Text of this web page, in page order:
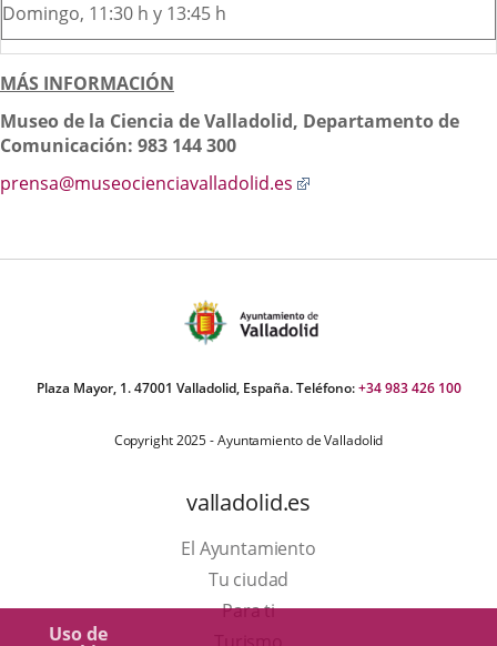
Uso de
Domingo, 11:30 h y 13:45 h
MÁS INFORMACIÓN
Museo de la Ciencia de Valladolid, Departamento de
Comunicación: 983 144 300
prensa@museocienciavalladolid.es
aplicación
Plaza Mayor, 1. 47001 Valladolid, España. Teléfono:+34 983 426 100
Copyright 2025 - Ayuntamiento de Valladolid
valladolid.es
El Ayuntamiento
Tu ciudad
Para ti